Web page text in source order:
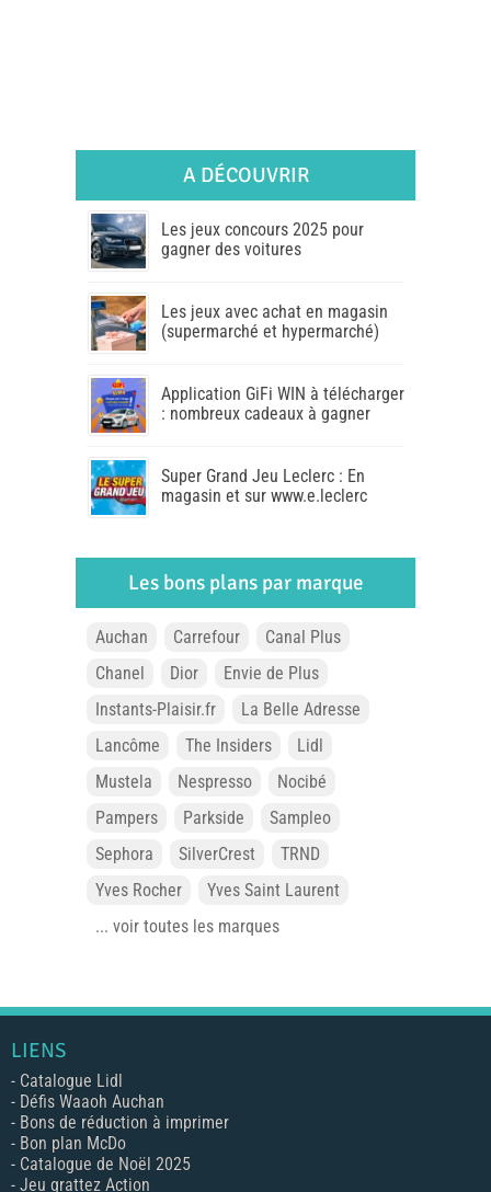
A DÉCOUVRIR
Les jeux concours 2025 pour
gagner des voitures
Les jeux avec achat en magasin
(supermarché et hypermarché)
Application GiFi WIN à télécharger
: nombreux cadeaux à gagner
Super Grand Jeu Leclerc : En
magasin et sur www.e.leclerc
Les bons plans par marque
Auchan Carrefour
Canal Plus
Chanel
Dior
Envie de Plus
Instants-Plaisir.fr
La Belle Adresse
Lancôme
The Insiders
Lidl
Mustela
Nespresso
Nocibé
Pampers
Parkside
Sampleo
Sephora
SilverCrest
TRND
Yves Rocher
Yves Saint Laurent
... voir toutes les marques
LIENS
- Catalogue Lidl
- Défis Waaoh Auchan
- Bons de réduction à imprimer
- Bon plan McDo
- Catalogue de Noël 2025
- Jeu grattez Action